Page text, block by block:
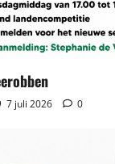
7 juli 2026 0